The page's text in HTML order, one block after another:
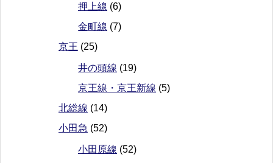
押上線 (6)
金町線 (7)
京王 (25)
井の頭線 (19)
京王線・京王新線 (5)
北総線 (14)
小田急 (52)
小田原線 (52)